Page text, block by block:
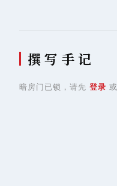
撰 写 手 记
暗房门已锁，请先 登录 或